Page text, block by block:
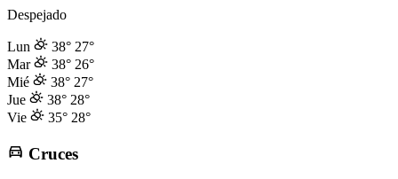
Despejado
Lun 38° 27°
Mar
38° 26°
Mié
38° 27°
Jue
38° 28°
Vie
35° 28°
Cruces